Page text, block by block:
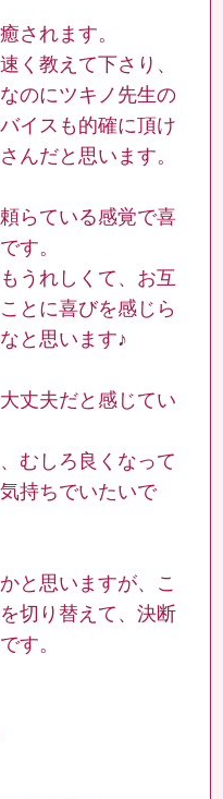
されます。
く教えて下さり、
のにツキノ先生の
イスも的確に頂け
んだと思います。
らている感覚で喜
す。
うれしくて、お互
とに喜びを感じら
と思います♪
丈夫だと感じてい
むしろ良くなって
持ちでいたいで
と思いますが、こ
切り替えて、決断
す。